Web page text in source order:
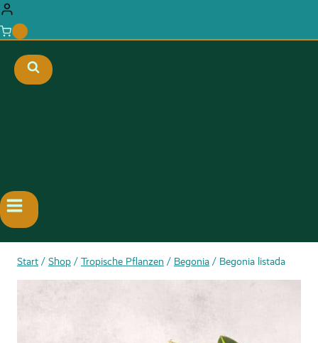
Start / Shop / Tropische Pflanzen / Begonia / Begonia listada